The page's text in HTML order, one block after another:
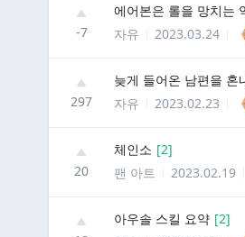
-7
에어본은 롤을 망치는
자유
2023.03.24
297
늦게 들어온 남편을 혼
자유
2023.02.23
20
체인소 [2]
팬 아트
2023.02.19
아우솔 스킬 요약 [2]